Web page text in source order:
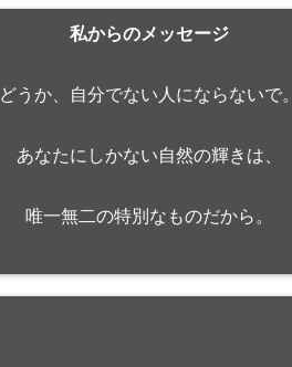
私からのメッセージ
どうか、自分でない人にならないで。
あなたにしかない自然の輝きは、
唯一無二の特別なものだから。